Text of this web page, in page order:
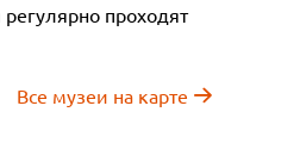
проходят
Все музеи на карте